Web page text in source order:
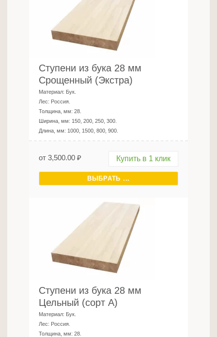
Ступени из бука 28 мм
Срощенный (Экстра)
Материал: Бук
Лес: Россия
Толщина, мм: 28
Ширина, мм: 150, 200, 250, 300
Длина, мм: 1000, 1500, 800, 900
от 3,500.00 ₽ Купить в 1 клик
ВЫБРАТЬ ...
Ступени из бука 28 мм
Цельный (сорт А)
Материал: Бук
Лес: Россия
Толщина, мм: 28